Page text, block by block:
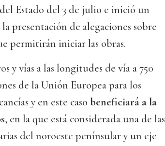
Estado del 3 de julio e inició un
presentación de alegaciones sobre
permitirán iniciar las obras.
y vías a las longitudes de vía a 750
de la Unión Europea para los
y en este caso beneficiará a la
, en la que está considerada una de las
del noroeste penínsular y un eje